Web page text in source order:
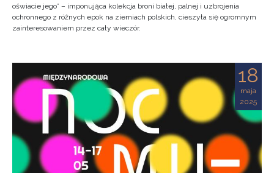
oświacie jego” – imponująca kolekcja broni białej, palnej i uzbrojenia
ochronnego z różnych epok na ziemiach polskich, cieszyła się ogromnym
zainteresowaniem przez cały wieczór.
18
maja
2025